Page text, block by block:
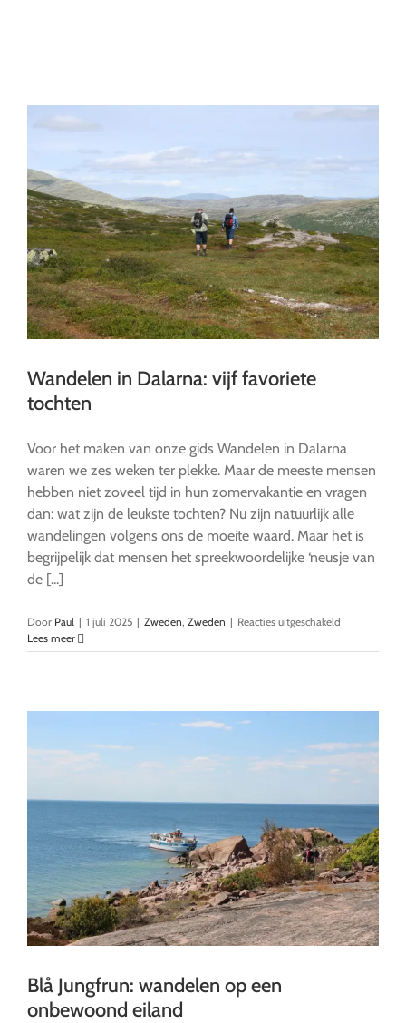
Wandelen in Dalarna: vijf favoriete
tochten
Voor het maken van onze gids Wandelen in Dalarna
waren we zes weken ter plekke. Maar de meeste mensen
hebben niet zoveel tijd in hun zomervakantie en vragen
dan: wat zijn de leukste tochten? Nu zijn natuurlijk alle
wandelingen volgens ons de moeite waard. Maar het is
begrijpelijk dat mensen het spreekwoordelijke ‘neusje van
de [...]
Door Paul | 1 juli 2025 | Zweden, Zweden | Reacties uitgeschakeld
in
Lees meer
Blå Jungfrun: wandelen op een
onbewoond eiland